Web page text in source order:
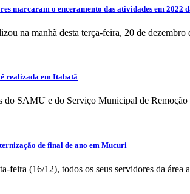
marcaram o enceramento das atividades em 2022
na manhã desta terça-feira, 20 de dezembro
realizada em Itabatã
do SAMU e do Serviço Municipal de Remoção
de final de ano em Mucuri
feira (16/12), todos os seus servidores da área